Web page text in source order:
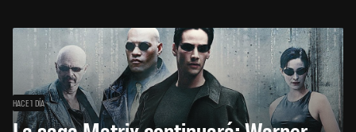
HACE 1 DÍA